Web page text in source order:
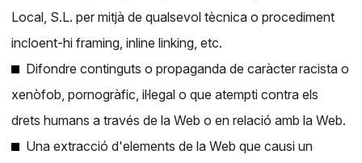
Local, S.L. per mitjà de qualsevol tècnica o procediment
incloent-hi framing, inline linking, etc.
Difondre continguts o propaganda de caràcter racista o
xenòfob, pornogràfic, il·legal o que atempti contra els
drets humans a través de la Web o en relació amb la Web.
Una extracció d'elements de la Web que causi un